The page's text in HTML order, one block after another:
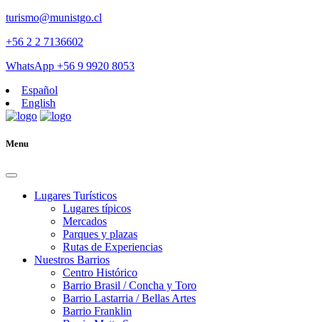
turismo@munistgo.cl
+56 2 2 7136602
WhatsApp +56 9 9920 8053
Español
English
Menu
Lugares Turísticos
Lugares tí­picos
Mercados
Parques y plazas
Rutas de Experiencias
Nuestros Barrios
Centro Histórico
Barrio Brasil / Concha y Toro
Barrio Lastarria / Bellas Artes
Barrio Franklin